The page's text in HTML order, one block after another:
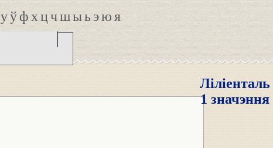
уўфхцчшыьэюя
Ліліенталь
1 значэння